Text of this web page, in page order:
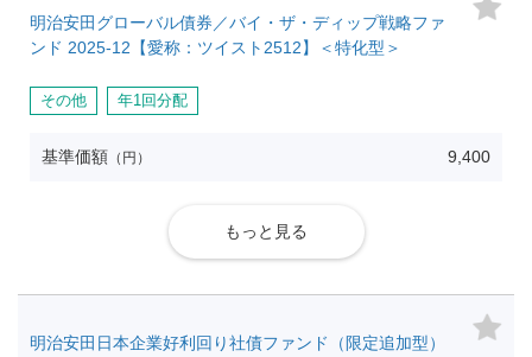
明治安田グローバル債券／バイ・ザ・ディップ戦略ファ
ンド 2025-12【愛称：ツイスト2512】＜特化型＞
その他 年1回分配
基準価額 （円） 9,400
もっと見る
明治安田日本企業好利回り社債ファンド（限定追加型）